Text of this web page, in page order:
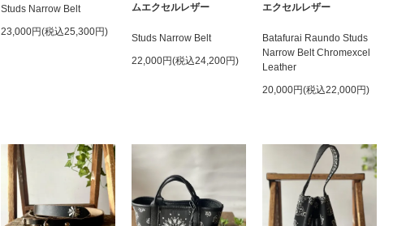
Studs Narrow Belt
23,000円(税込25,300円)
ムエクセルレザー
Studs Narrow Belt
22,000円(税込24,200円)
エクセルレザー
Batafurai Raundo Studs
Narrow Belt Chromexcel
Leather
20,000円(税込22,000円)